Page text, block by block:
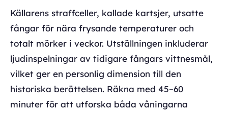
Källarens straffceller, kallade kartsjer, utsatte
fångar för nära frysande temperaturer och
totalt mörker i veckor. Utställningen inkluderar
ljudinspelningar av tidigare fångars vittnesmål,
vilket ger en personlig dimension till den
historiska berättelsen. Räkna med 45–60
minuter för att utforska båda våningarna